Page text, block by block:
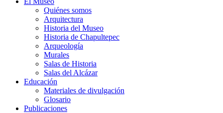
Quiénes somos
Arquitectura
Historia del Museo
Historia de Chapultepec
Arqueología
Murales
Salas de Historia
Salas del Alcázar
Educación
Materiales de divulgación
Glosario
Publicaciones